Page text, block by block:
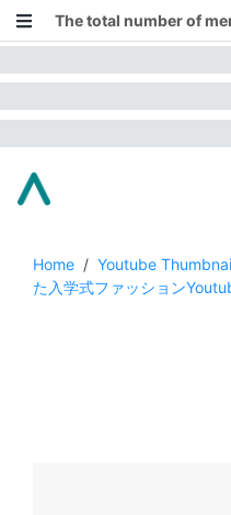
The total number of
Home / Youtube
た入学式ファッション